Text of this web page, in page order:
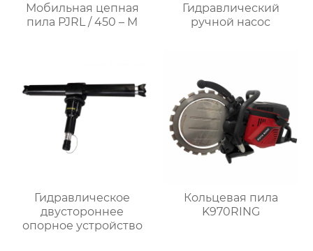
Мобильная цепная
пила PJRL / 450 – M
Гидравлический
ручной насос
Гидравлическое
двустороннее
опорное устройство
Кольцевая пила
K970RING